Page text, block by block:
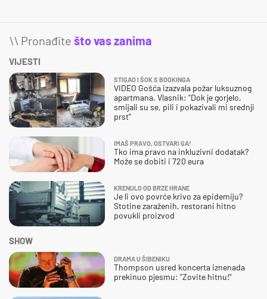
\\ Pronađite što vas zanima
VIJESTI
STIGAO I ŠOK S BOOKINGA
VIDEO Gošća izazvala požar luksuznog
apartmana. Vlasnik: "Dok je gorjelo,
smijali su se, pili i pokazivali mi srednji
prst"
IMAŠ PRAVO, OSTVARI GA!
Tko ima pravo na inkluzivni dodatak?
Može se dobiti i 720 eura
KRENULO OD BRZE HRANE
Je li ovo povrće krivo za epidemiju?
Stotine zaraženih, restorani hitno
povukli proizvod
SHOW
DRAMA U ŠIBENIKU
Thompson usred koncerta iznenada
prekinuo pjesmu: "Zovite hitnu!"